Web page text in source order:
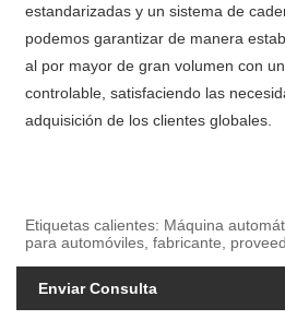
estandarizadas y un sistema de
podemos garantizar de manera
al por mayor de gran volumen con
controlable, satisfaciendo las
adquisición de los clientes globales.
Etiquetas calientes: Máquina
para automóviles, fabricante,
Enviar Consulta